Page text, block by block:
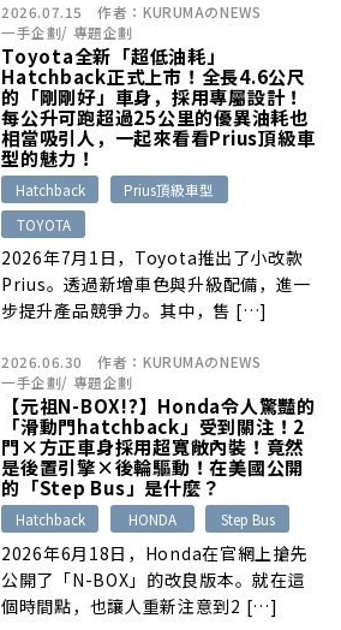
2026.07.15 作者： KURUMAのNEWS
一手企劃/ 專題企劃
Toyota全新「超低油耗」
Hatchback正式上市！全長4.6公尺
的「剛剛好」車身，採用專屬設計！
每公升可跑超過25公里的優異油耗也
相當吸引人，一起來看看Prius頂級車
型的魅力！
Hatchback
Prius頂級車型
TOYOTA
2026年7月1日，Toyota推出了小改款
Prius。透過新增車色與升級配備，進一
步提升產品競爭力。其中，售 […]
2026.06.30 作者： KURUMAのNEWS
一手企劃/ 專題企劃
【元祖N-BOX!?】Honda令人驚豔的
「滑動門hatchback」受到關注！2
門×方正車身採用超寬敞內裝！竟然
是後置引擎×後輪驅動！在美國公開
的「Step Bus」是什麼？
Hatchback HONDA Step Bus
2026年6月18日，Honda在官網上搶先
公開了「N-BOX」的改良版本。就在這
個時間點，也讓人重新注意到2 […]